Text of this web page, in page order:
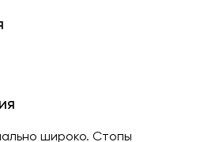
широко. Стопы